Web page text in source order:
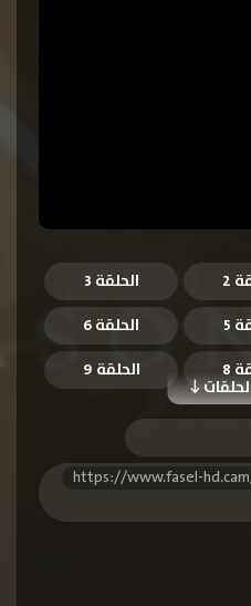
2
الحلقة 3
5 الحلقة 6
8
الحلقة 9
11
الحلقة 12
الحلقة 15
https://www.fasel-